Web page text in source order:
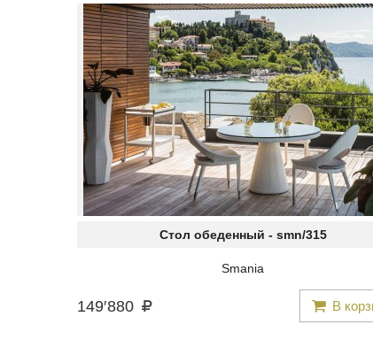
Стол обеденный - smn/315
Smania
149′880 В